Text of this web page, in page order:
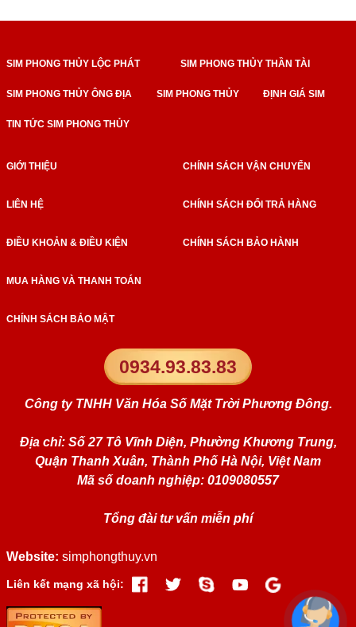
SIM PHONG THỦY LỘC PHÁT SIM PHONG THỦY THẦN TÀI
SIM PHONG THỦY ÔNG ĐỊA SIM PHONG THỦY ĐỊNH GIÁ SIM
TIN TỨC SIM PHONG THỦY
Website: simphongthuy.vn
Liên kết mạng xã hội:
0934.93.83.83
Công ty TNHH Văn Hóa Số Mặt Trời Phương Đông.
Địa chỉ: Số 27 Tô Vĩnh Diện, Phường Khương Trung,
Quận Thanh Xuân, Thành Phố Hà Nội, Việt Nam
Mã số doanh nghiệp: 0109080557
Tổng đài tư vấn miễn phí
GIỚI THIỆU
LIÊN HỆ
ĐIỀU KHOẢN & ĐIỀU KIỆN
MUA HÀNG VÀ THANH TOÁN
CHÍNH SÁCH BẢO MẬT
CHÍNH SÁCH VẬN CHUYỂN
CHÍNH SÁCH ĐỔI TRẢ HÀNG
CHÍNH SÁCH BẢO HÀNH